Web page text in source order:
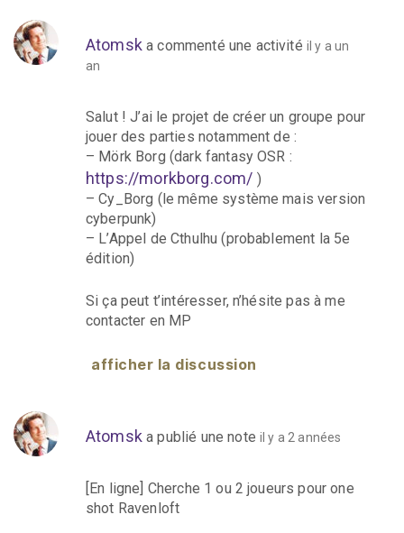
Atomska commenté une activité il y a un
an
Salut ! J’ai le projet de créer un groupe pour
jouer des parties notamment de :
– Mörk Borg (dark fantasy OSR :
https://morkborg.com/ )
– Cy_Borg (le même système mais version
cyberpunk)
– L’Appel de Cthulhu (probablement la 5e
édition)
Si ça peut t’intéresser, n’hésite pas à me
contacter en MP
afficher la discussion
Atomska publié une noteil y a 2 années
[En ligne] Cherche 1 ou 2 joueurs pour one
shot Ravenloft